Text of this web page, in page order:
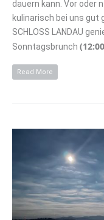
dauern kann. Vor oder
kulinarisch bei uns gut
SCHLOSS LANDAU
Sonntagsbrunch
Read More